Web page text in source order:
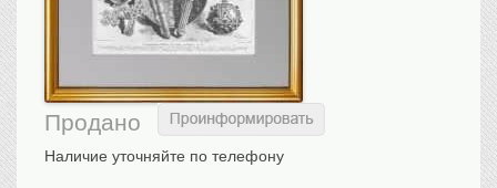
Виды городов
Москва
Российская империя
Прочие
Севастополь, Крым
Продано
Наличие уточняйте по телефону